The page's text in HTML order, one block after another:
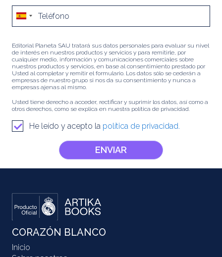
Editorial Planeta SAU tratará sus datos personales para evaluar su nivel
de interés en nuestros productos y servicios y para remitirle, por
cualquier medio, información y comunicaciones comerciales sobre
nuestros productos y servicios, en base al consentimiento prestado por
Usted al completar y remitir el formulario. Los datos sólo se cederán a
empresas de nuestro grupo si nos da su consentimiento y nunca a
empresas ajenas al mismo.
Usted tiene derecho a acceder, rectificar y suprimir los datos, así como a
otros derechos, como se explica en nuestra política de privacidad.
He leído y acepto la política de privacidad.
ENVIAR
CORAZÓN BLANCO
Inicio